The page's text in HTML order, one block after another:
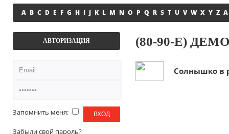
A B C D E F G H I J K L M N O P Q R S T U V W X Y Z А
АВТОРИЗАЦИЯ
Запомнить меня:
Забыли свой пароль?
(80-90-Е) ДЕМО
Солнышко в